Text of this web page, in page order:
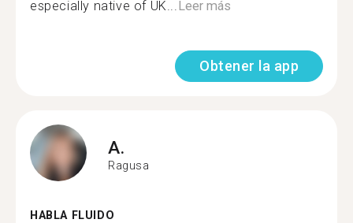
especially native of UK...Leer más
Obtener la app
A.
Ragusa
HABLA FLUIDO